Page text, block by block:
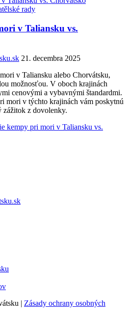
rady
v Taliansku vs.
21. decembra 2025
v Taliansku alebo Chorvátsku,
možnosťou. V oboch krajinách
cenovými a vybavnými štandardmi.
mori v týchto krajinách vám poskytnú
zážitok z dovolenky.
kempy pri mori v Taliansku vs.
| Zásady ochrany osobných